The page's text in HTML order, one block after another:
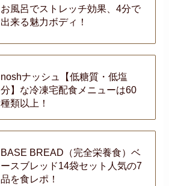
お風呂でストレッチ効果、4分で
出来る魅力ボディ！
noshナッシュ【低糖質・低塩
分】な冷凍宅配食メニューは60
種類以上！
BASE BREAD（完全栄養食）ベ
ースブレッド14袋セット人気の7
品を食レポ！